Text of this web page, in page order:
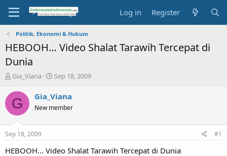
Log in Register
Politik, Ekonomi & Hukum
HEBOOH… Video Shalat Tarawih Tercepat di
Dunia
T
r
e
a
t
a
Gia_Viana
S
a
t
e
Sep 18, 2009
G Gia_Viana
New member
Sep 18, 2009 #1
HEBOOH… Video Shalat Tarawih Tercepat di Dunia